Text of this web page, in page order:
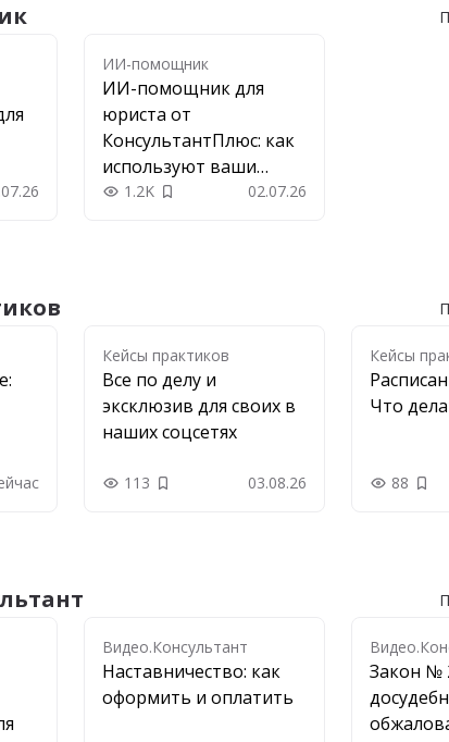
ИИ-помощник
ИИ-помощник для
юриста от
КонсультантПлюс: как
используют ваши
коллеги
1.2K Добавить в закладки
02.07.26
Кейсы практиков
Все по делу и
эксклюзив для своих в
наших соцсетях
113 Добавить в закладки
03.08.26
Кейсы
Что
88
Видео.Консультант
Наставничество: как
оформить и оплатить
Закон №